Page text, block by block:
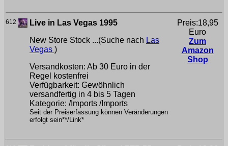
612
Live in Las Vegas 1995
New Store Stock ...(Suche nach Las
Vegas )
Versandkosten: Ab 30 Euro in der
Regel kostenfrei
Verfügbarkeit: Gewöhnlich
versandfertig in 4 bis 5 Tagen
Kategorie: /Imports /Imports
Seit der Preiserfassung können Veränderungen
erfolgt sein**/Link*
Preis:18,95
Euro
Zum
Amazon
Shop